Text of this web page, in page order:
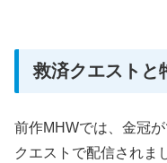
救済クエストと
前作MHWでは、金冠
クエストで配信されま